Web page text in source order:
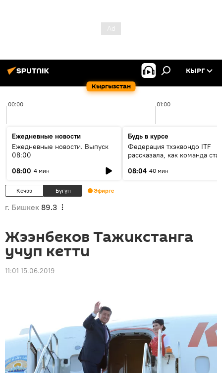
Кыргызстан
КЫРГ
00:00 01:00
Ежедневные новости
Ежедневные новости. Выпуск
08:00
08:00 4 мин
Будь в курсе
Федерация тхэквондо ITF
рассказала, как команда
08:04 40 мин
Кечээ Бүгүн Эфирге
г. Бишкек 89.3
Жээнбеков Тажикстанга
учуп кетти
11:01 15.06.2019